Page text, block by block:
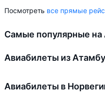
Посмотреть все прямые
Самые популярные на
Авиабилеты из
Авиабилеты в